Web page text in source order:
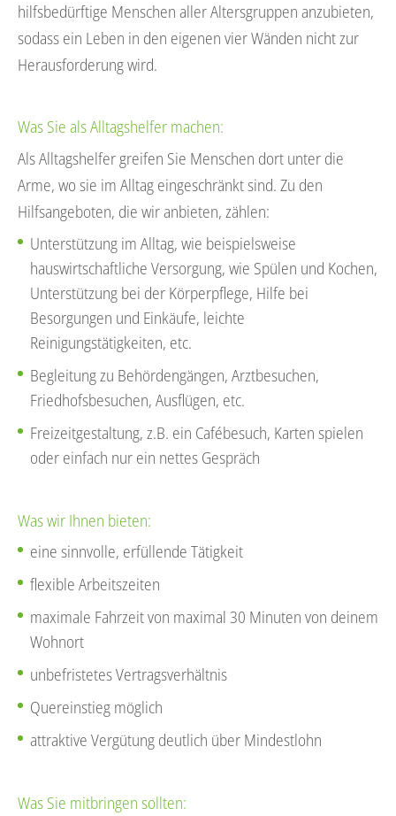
hilfsbedürftige Menschen aller Altersgruppen anzubieten,
sodass ein Leben in den eigenen vier Wänden nicht zur
Herausforderung wird.
Was Sie als Alltagshelfer machen:
Als Alltagshelfer greifen Sie Menschen dort unter die
Arme, wo sie im Alltag eingeschränkt sind. Zu den
Hilfsangeboten, die wir anbieten, zählen:
Unterstützung im Alltag, wie beispielsweise
hauswirtschaftliche Versorgung, wie Spülen und Kochen,
Unterstützung bei der Körperpflege, Hilfe bei
Besorgungen und Einkäufe, leichte
Reinigungstätigkeiten, etc.
Begleitung zu Behördengängen, Arztbesuchen,
Friedhofsbesuchen, Ausflügen, etc.
Freizeitgestaltung, z.B. ein Cafébesuch, Karten spielen
oder einfach nur ein nettes Gespräch
Was wir Ihnen bieten:
eine sinnvolle, erfüllende Tätigkeit
flexible Arbeitszeiten
maximale Fahrzeit von maximal 30 Minuten von deinem
Wohnort
unbefristetes Vertragsverhältnis
Quereinstieg möglich
attraktive Vergütung deutlich über Mindestlohn
Was Sie mitbringen sollten: